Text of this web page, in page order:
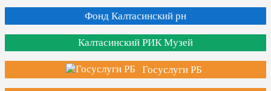
Фонд Калтасинский рн
Калтасинский РИК Музей
Госуслуги РБ